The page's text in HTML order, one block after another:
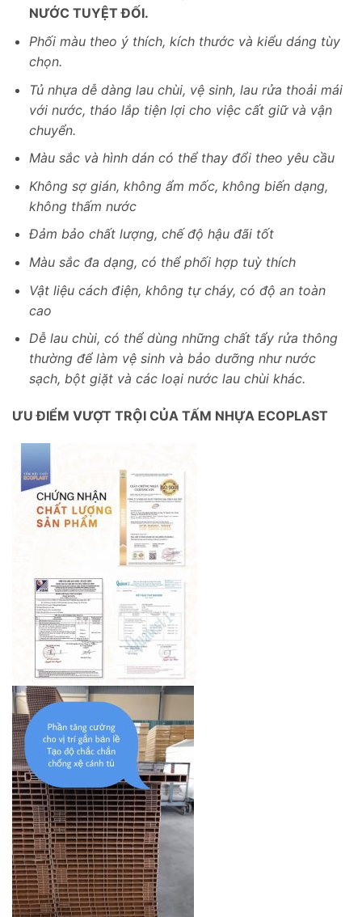
NƯỚC TUYỆT ĐỐI.
Phối màu theo ý thích, kích thước và kiểu dáng tùy
chọn.
Tủ nhựa dễ dàng lau chùi, vệ sinh, lau rửa thoải mái
với nước, tháo lắp tiện lợi cho việc cất giữ và vận
chuyển.
Màu sắc và hình dán có thể thay đổi theo yêu cầu
Không sợ gián, không ẩm mốc, không biến dạng,
không thấm nước
Đảm bảo chất lượng, chế độ hậu đãi tốt
Màu sắc đa dạng, có thể phối hợp tuỳ thích
Vật liệu cách điện, không tự cháy, có độ an toàn
cao
Dễ lau chùi, có thể dùng những chất tẩy rửa thông
thường để làm vệ sinh và bảo dưỡng như nước
sạch, bột giặt và các loại nước lau chùi khác.
ƯU ĐIỂM VƯỢT TRỘI CỦA TẤM NHỰA ECOPLAST